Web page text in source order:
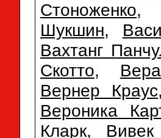
Стоноженко
Шукшин,
Вахтанг
Скотто,
Вернер Краус
Вероника
Кларк,